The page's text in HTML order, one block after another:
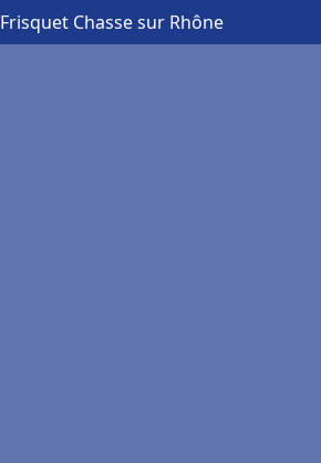
Chasse sur Rhône